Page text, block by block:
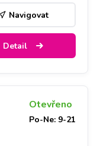
Navigovat
Detail
Otevřeno
Po-Ne: 9-21